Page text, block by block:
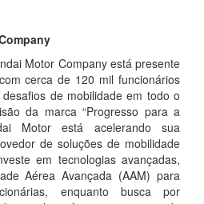
Motor Company está presente
cerca de 120 mil funcionários
de mobilidade em todo o
da marca “Progresso para a
Motor está acelerando sua
de soluções de mobilidade
em tecnologias avançadas,
Aérea Avançada (AAM) para
enquanto busca por